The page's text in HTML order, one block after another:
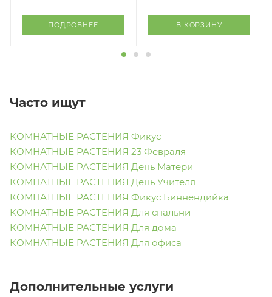
ПОДРОБНЕЕ В КОРЗИНУ
Часто ищут
КОМНАТНЫЕ РАСТЕНИЯ Фикус
КОМНАТНЫЕ РАСТЕНИЯ 23 Февраля
КОМНАТНЫЕ РАСТЕНИЯ День Матери
КОМНАТНЫЕ РАСТЕНИЯ День Учителя
КОМНАТНЫЕ РАСТЕНИЯ Фикус Биннендийка
КОМНАТНЫЕ РАСТЕНИЯ Для спальни
КОМНАТНЫЕ РАСТЕНИЯ Для дома
КОМНАТНЫЕ РАСТЕНИЯ Для офиса
Дополнительные услуги